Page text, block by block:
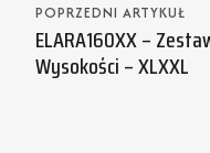
POPRZEDNI ARTYKUŁ
ELARA160XX –
Wysokości – XLXXL